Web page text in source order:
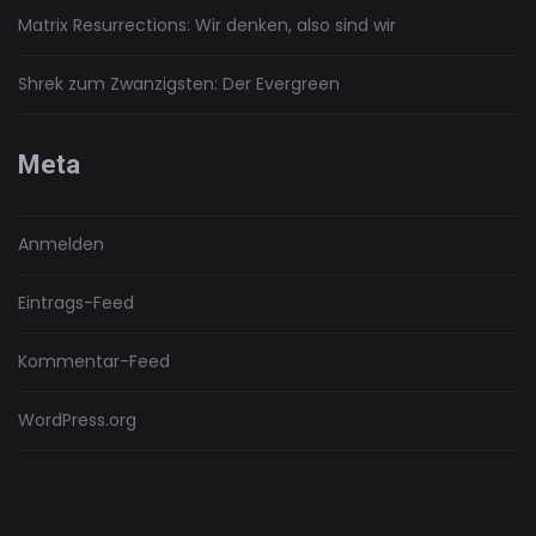
Matrix Resurrections: Wir denken, also sind wir
Shrek zum Zwanzigsten: Der Evergreen
Meta
Anmelden
Eintrags-Feed
Kommentar-Feed
WordPress.org